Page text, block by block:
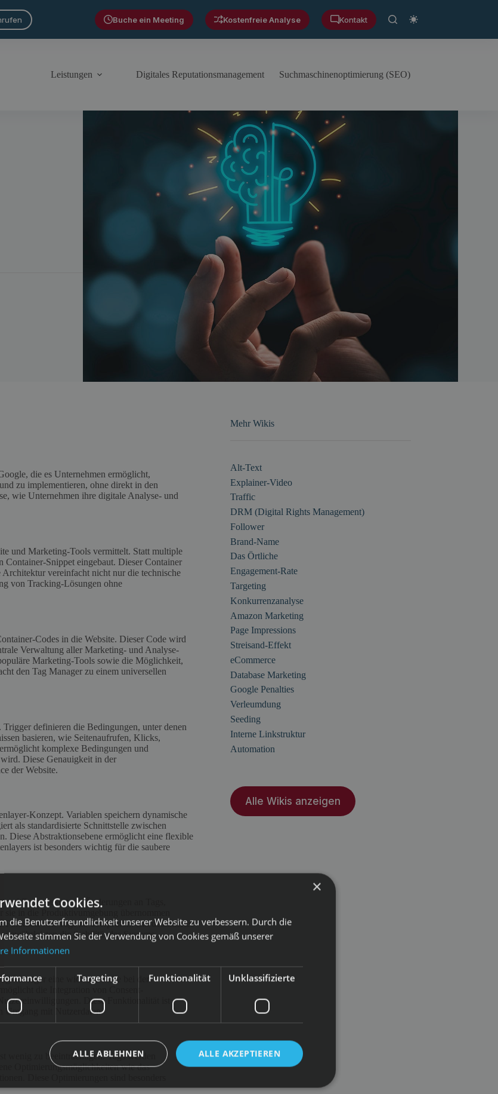
Buche ein Meeting Kostenfreie Analyse Kontakt
Leistungen Digitales Reputationsmanagement Suchmaschinenoptimierung (SEO)
die es Unternehmen ermöglicht,
zu implementieren, ohne direkt in den
wie Unternehmen ihre digitale Analyse- und
und Marketing-Tools vermittelt. Statt multiple
Snippet eingebaut. Dieser Container
vereinfacht nicht nur die technische
von Tracking-Lösungen ohne
Codes in die Website. Dieser Code wird
Verwaltung aller Marketing- und Analyse-
Marketing-Tools sowie die Möglichkeit,
den Tag Manager zu einem universellen
definieren die Bedingungen, unter denen
basieren, wie Seitenaufrufen, Klicks,
komplexe Bedingungen und
Diese Genauigkeit in der
der Website.
Konzept. Variablen speichern dynamische
als standardisierte Schnittstelle zwischen
Diese Abstraktionsebene ermöglicht eine flexible
ist besonders wichtig für die saubere
Freigabesystem. Änderungen an Tags,
in die Produktivumgebung übernommen
von Tags zu überprüfen. Ein detailliertes
die Stabilität des Systems.
Manager eine wichtige Rolle bei der
die Integration von Consent-
Diese Funktionalität ist
Umgang mit Nutzerdaten.
wenig zu beeinträchtigen. Tags werden
Optimierungsmöglichkeiten wie das
Diese Optimierungen sind besonders
Mehr Wikis
Alt-Text
Explainer-Video
Traffic
DRM (Digital Rights Management)
Follower
Brand-Name
Das Örtliche
Engagement-Rate
Targeting
Konkurrenzanalyse
Amazon Marketing
Page Impressions
Streisand-Effekt
eCommerce
Database Marketing
Google Penalties
Verleumdung
Seeding
Interne Linkstruktur
Automation
Alle Wikis anzeigen
×
Cookies.
die Benutzerfreundlichkeit unserer Website zu verbessern. Durch die
stimmen Sie der Verwendung von Cookies gemäß unserer
Informationen
Targeting Funktionalität Unklassifizierte
ALLE AKZEPTIEREN
ALLE ABLEHNEN